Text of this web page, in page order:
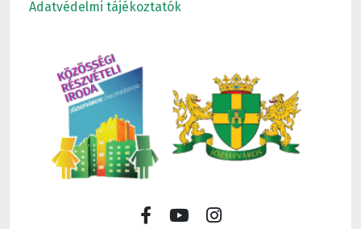
Adatvédelmi tájékoztatók